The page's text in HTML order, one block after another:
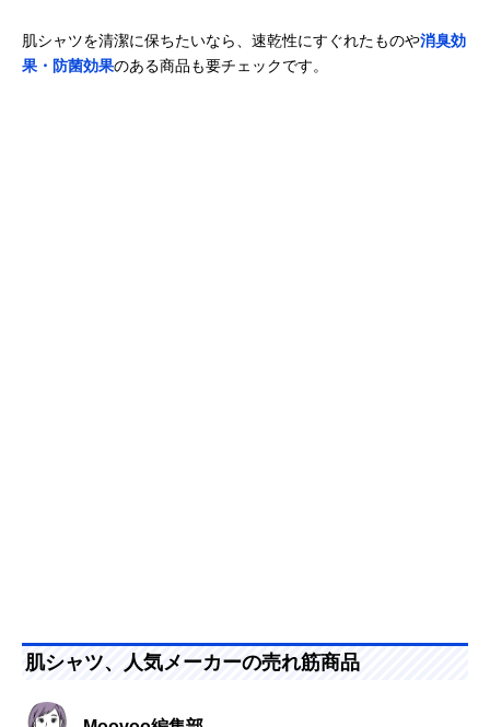
肌シャツを清潔に保ちたいなら、速乾性にすぐれたものや消臭効
果・防菌効果のある商品も要チェックです。
肌シャツ、人気メーカーの売れ筋商品